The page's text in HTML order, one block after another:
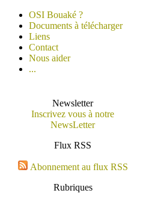
OSI Bouaké ?
Documents à télécharger
Liens
Contact
Nous aider
...
Newsletter
Inscrivez vous à notre
NewsLetter
Flux RSS
Abonnement au flux RSS
Rubriques